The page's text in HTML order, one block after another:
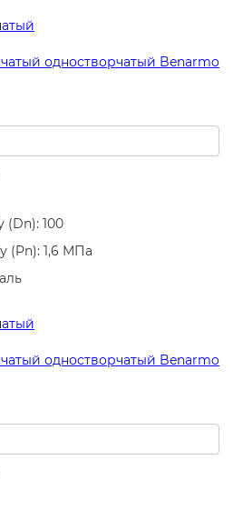
одностворчатый Benarmo
(Dn): 100
(Pn): 1,6 МПа
одностворчатый Benarmo